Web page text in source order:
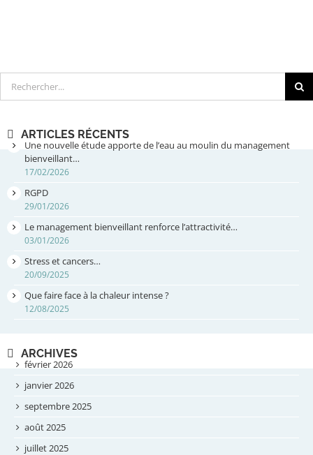
Rechercher
ARTICLES RÉCENTS
Une nouvelle étude apporte de l’eau au moulin du management
bienveillant…
17/02/2026
RGPD
29/01/2026
Le management bienveillant renforce l’attractivité…
03/01/2026
Stress et cancers…
20/09/2025
Que faire face à la chaleur intense ?
12/08/2025
ARCHIVES
février 2026
janvier 2026
septembre 2025
août 2025
juillet 2025